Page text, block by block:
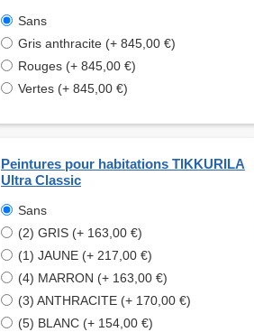
Sans
Gris anthracite (+ 845,00 €)
Rouges (+ 845,00 €)
Vertes (+ 845,00 €)
Peintures pour habitations TIKKURILA
Ultra Classic
Sans
(2) GRIS (+ 163,00 €)
(1) JAUNE (+ 217,00 €)
(4) MARRON (+ 163,00 €)
(3) ANTHRACITE (+ 170,00 €)
(5) BLANC (+ 154,00 €)